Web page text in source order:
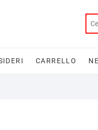
CARRELLO